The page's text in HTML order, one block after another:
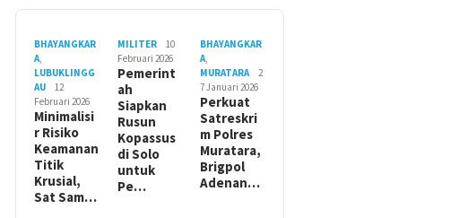
BHAYANGKAR
A
LUBUKLINGG
AU
12
Februari 2026
Minimalisi
r Risiko
Keamanan
Titik
Krusial,
Sat Sam…
MILITER
10
Februari 2026
Pemerint
ah
Siapkan
Rusun
Kopassus
di Solo
untuk
Pe…
BHAYANGKAR
A
MURATARA
2
7 Januari 2026
Perkuat
Satreskri
m Polres
Muratara,
Brigpol
Adenan…